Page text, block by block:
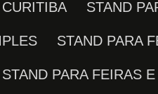
CURITIBA STAND
STAND PARA
STAND PARA FEIRAS